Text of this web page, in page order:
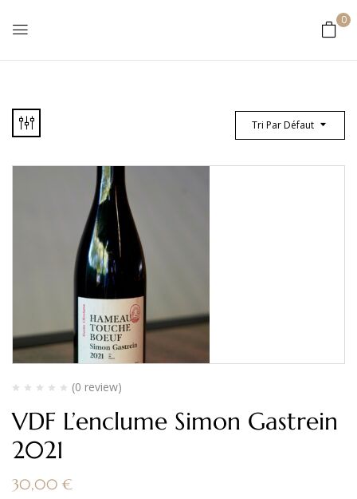
0
Tri Par Défaut
(0 review)
VDF L’enclume Simon Gastrein
2021
30,00 €